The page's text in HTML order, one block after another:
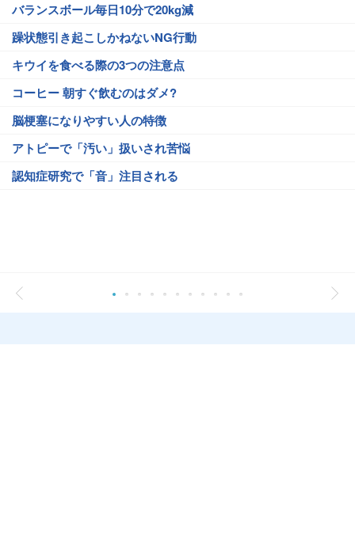
バランスボール毎日10分で20kg減
躁状態引き起こしかねないNG行動
キウイを食べる際の3つの注意点
コーヒー 朝すぐ飲むのはダメ?
脳梗塞になりやすい人の特徴
アトピーで「汚い」扱いされ苦悩
認知症研究で「音」注目される